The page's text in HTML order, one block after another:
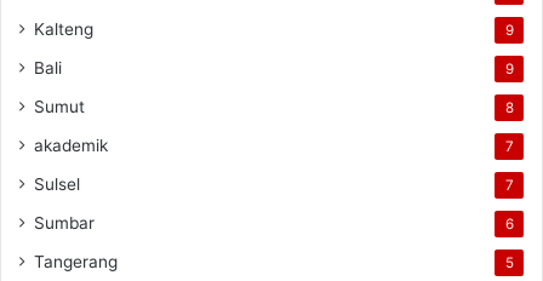
Kalteng 9
Bali 9
Sumut 8
akademik 7
Sulsel 7
Sumbar 6
Tangerang 5